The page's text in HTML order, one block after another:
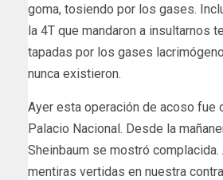
goma, tosiendo por los gases.
la 4T que mandaron a insultarnos
tapadas por los gases
nunca existieron.
Ayer esta operación de acoso fue
Palacio Nacional. Desde la
Sheinbaum se mostró complacida.
mentiras vertidas en nuestra